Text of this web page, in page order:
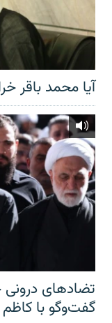
آیا محمد باقر
تضادهای درونی
گفت‌‌وگو با